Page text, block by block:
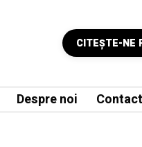
CITEŞTE-NE
Despre noi Contact